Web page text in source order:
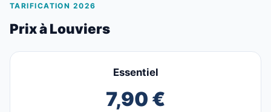
TARIFICATION 2026
Prix à Louviers
Essentiel
7,90 €